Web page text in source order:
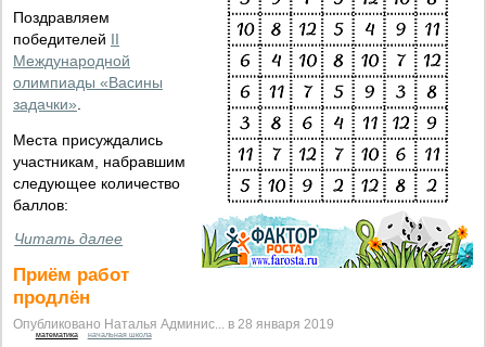
Поздравляем
победителей II
Международной
олимпиады «Васины
задачки».
Места присуждались
участникам, набравшим
следующее количество
баллов:
Читать далее
Приём работ
продлён
Опубликовано Наталья Админис... в 28 января 2019
математика начальная школа